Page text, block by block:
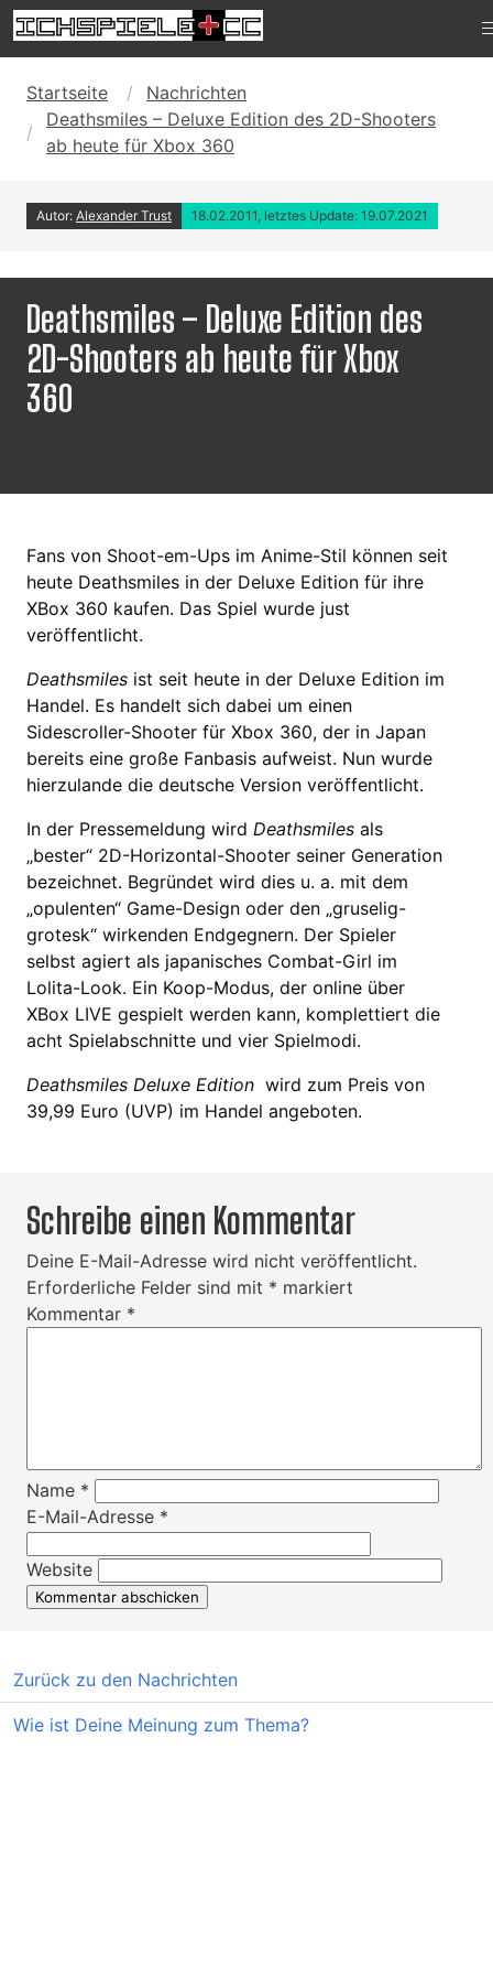
Startseite
Nachrichten
Deathsmiles – Deluxe Edition des 2D-Shooters
ab heute für Xbox 360
Autor: Alexander Trust 18.02.2011, letztes Update: 19.07.2021
Deathsmiles – Deluxe Edition des
2D-Shooters ab heute für Xbox
360
Fans von Shoot-em-Ups im Anime-Stil können seit
heute Deathsmiles in der Deluxe Edition für ihre
XBox 360 kaufen. Das Spiel wurde just
veröffentlicht.
Deathsmiles ist seit heute in der Deluxe Edition im
Handel. Es handelt sich dabei um einen
Sidescroller-Shooter für Xbox 360, der in Japan
bereits eine große Fanbasis aufweist. Nun wurde
hierzulande die deutsche Version veröffentlicht.
In der Pressemeldung wird Deathsmiles als
„bester“ 2D-Horizontal-Shooter seiner Generation
bezeichnet. Begründet wird dies u. a. mit dem
„opulenten“ Game-Design oder den „gruselig-
grotesk“ wirkenden Endgegnern. Der Spieler
selbst agiert als japanisches Combat-Girl im
Lolita-Look. Ein Koop-Modus, der online über
XBox LIVE gespielt werden kann, komplettiert die
acht Spielabschnitte und vier Spielmodi.
Deathsmiles Deluxe Edition wird zum Preis von
39,99 Euro (UVP) im Handel angeboten.
Schreibe einen Kommentar
Deine E-Mail-Adresse wird nicht veröffentlicht.
Erforderliche Felder sind mit * markiert
Kommentar *
Name *
E-Mail-Adresse *
Website
Zurück zu den Nachrichten
Wie ist Deine Meinung zum Thema?